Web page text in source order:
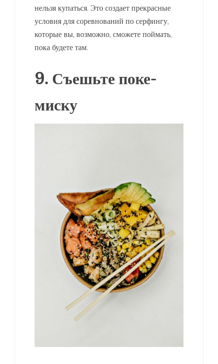
нельзя купаться. Это создает прекрасные
условия для соревнований по серфингу,
которые вы, возможно, сможете поймать,
пока будете там.
9. Съешьте поке-
миску